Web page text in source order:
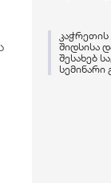
კაჭრეთის
შიდსისა
შესახებ
სემინარი